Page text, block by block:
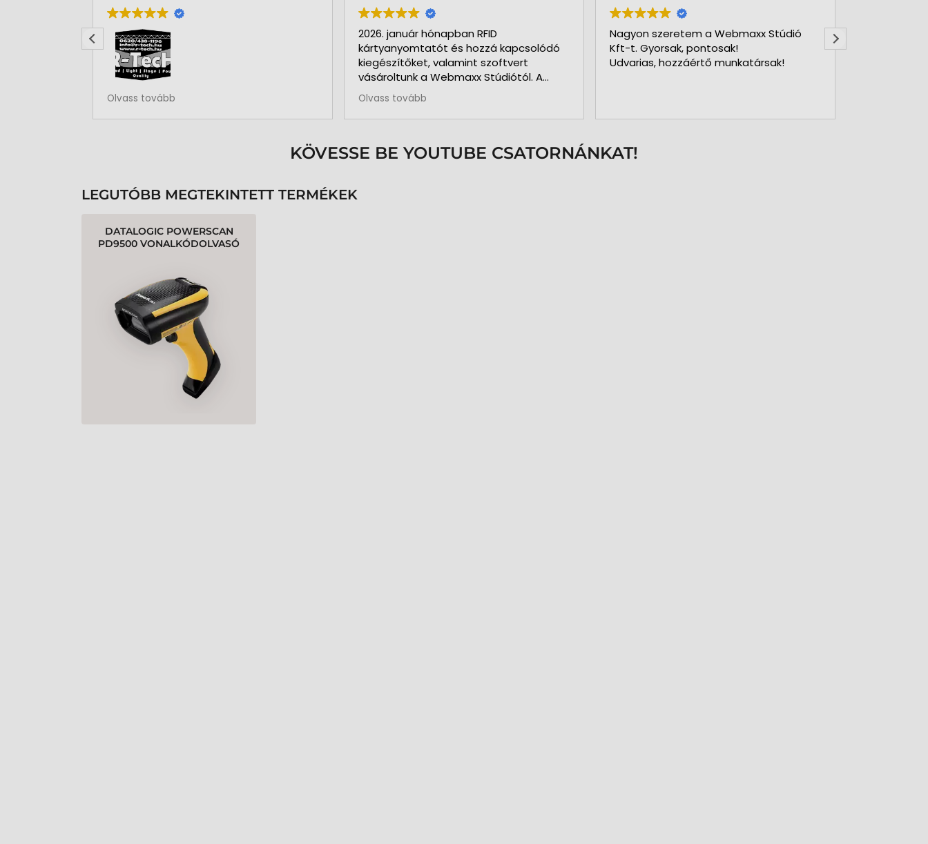
Rendben volt a rendelésem
Olvass tovább
2026. január hónapban RFID
kártyanyomtatót és hozzá kapcsolódó
kiegészítőket, valamint szoftvert
vásároltunk a Webmaxx Stúdiótól. A
beszerzés megkezdése előtt segítettek
az igényeink szerinti típus
kiválasztásában. Minden rendben és
személyesen üzemelte be a nyomtatót
és a hozzá kapcsolódó szoftvert. Pár
Olvass tovább
Nagyon szeretem a Webmaxx Stúdió
Kft-t. Gyorsak, pontosak!
Udvarias, hozzáértő munkatársak!
KÖVESSE BE YOUTUBE CSATORNÁNKAT!
LEGUTÓBB MEGTEKINTETT TERMÉKEK
DATALOGIC POWERSCAN
PD9500 VONALKÓDOLVASÓ